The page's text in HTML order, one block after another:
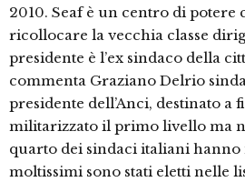
2010. Seaf è un centro di potere
ricollocare la vecchia classe
presidente è l’ex sindaco della
commenta Graziano Delrio
presidente dell’Anci, destinato a
militarizzato il primo livello ma
quarto dei sindaci italiani hanno
moltissimi sono stati eletti nelle